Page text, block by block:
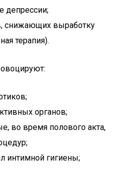
депрессии;
снижающих выработку
терапия).
органов;
во время полового акта,
интимной гигиены;